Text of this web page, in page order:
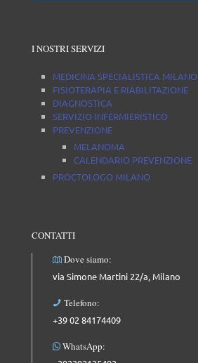
I NOSTRI SERVIZI
MEDICINA SPECIALISTICA MILANO
FISIOTERAPIA E RIABILITAZIONE
DIAGNOSTICA
SERVIZIO INFERMIERISTICO
PREVENZIONE
MELANOMA
CALENDARIO PREVENZIONE
PROCTOLOGO MILANO
CONTATTI
Dove siamo:
via Simone Martini 22/a, Milano
Telefono:
+39 02 84174409
WhatsApp: